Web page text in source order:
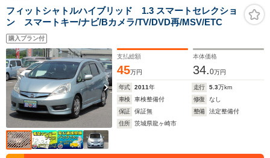
フィットシャトルハイブリッド 1.3 スマートセレクショ
ン スマートキー/ナビ/Bカメラ/TV/DVD再/MSV/ETC
購入プラン付
支払総額
45万円
本体価格
34.0万円
年式 2011年 走行 5.3万km
車検
車検整備付 修復
なし
保証
保証無 整備
法定整備付
住所
茨城県龍ヶ崎市